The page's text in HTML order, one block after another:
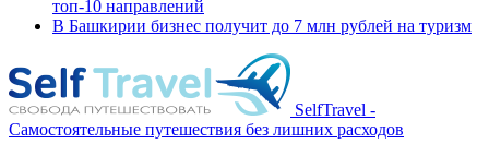
топ-10 направлений
В Башкирии бизнес получит до 7 млн рублей на туризм
SelfTravel -
Самостоятельные путешествия без лишних расходов